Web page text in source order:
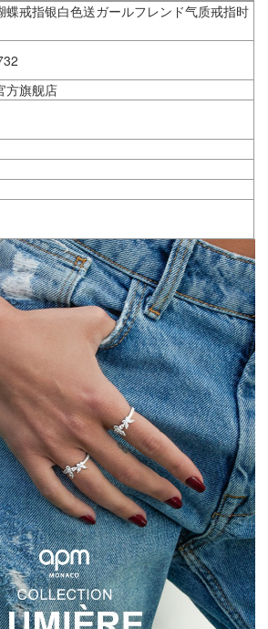
蝶戒指银白色送ガールフレンド气质戒指时
方旗舰店